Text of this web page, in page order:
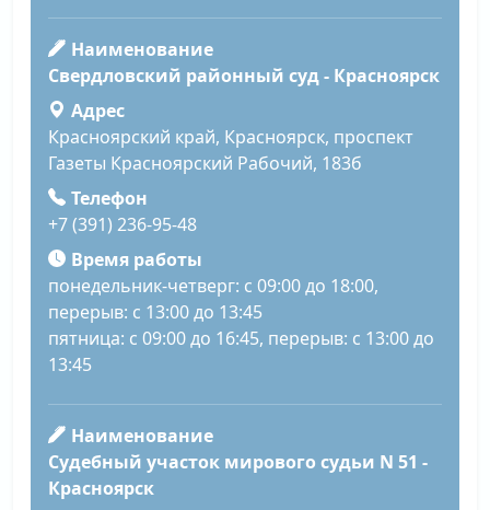
Наименование
Свердловский районный суд - Красноярск
Адрес
Красноярский край, Красноярск, проспект
Газеты Красноярский Рабочий, 183б
Телефон
+7 (391) 236-95-48
Время работы
понедельник-четверг: с 09:00 до 18:00,
перерыв: с 13:00 до 13:45
пятница: с 09:00 до 16:45, перерыв: с 13:00 до
13:45
Наименование
Судебный участок мирового судьи N 51 -
Красноярск